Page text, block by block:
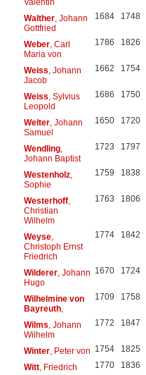
Walther, Johann
Gottfried
1684 1748
Weber, Carl
Maria von
1786 1826
Weiss , Johann
Jacob
1662 1754
Weiss , Sylvius
Leopold
1686 1750
Welter, Johann
Samuel
1650 1720
Wendling,
Johann Baptist
1723 1797
Westenholz,
Sophie
1759 1838
Westerhoff,
Christian
Wilhelm
1763 1806
Weyse,
Christoph Ernst
Friedrich
1774 1842
Wilderer, Johann
Hugo
1670 1724
Wilhelmine von
Bayreuth,
1709 1758
Wilms , Johann
Wilhelm
1772 1847
Winter, Peter von 1754 1825
Witt, Friedrich 1770 1836